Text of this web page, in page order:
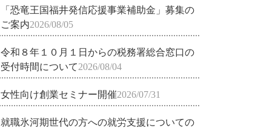
「恐竜王国福井発信応援事業補助金」募集の
ご案内2026/08/05
令和８年１０月１日からの税務署総合窓口の
受付時間について2026/08/04
女性向け創業セミナー開催2026/07/31
就職氷河期世代の方への就労支援についての